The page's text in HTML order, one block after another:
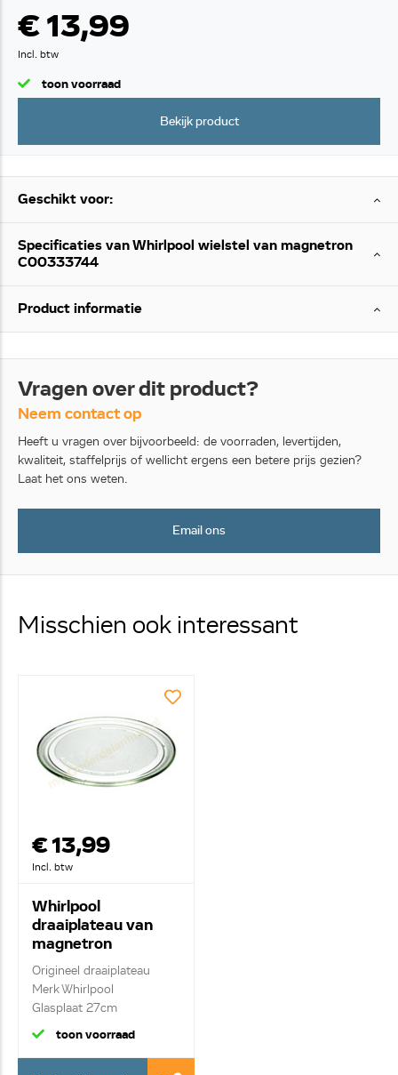
€ 13,99
Incl. btw
toon voorraad
Bekijk product
Geschikt voor:
Specificaties van Whirlpool wielstel van magnetron
C00333744
Product informatie
Vragen over dit product?
Neem contact op
Heeft u vragen over bijvoorbeeld: de voorraden, levertijden,
kwaliteit, staffelprijs of wellicht ergens een betere prijs gezien?
Laat het ons weten.
Email ons
Misschien ook interessant
€ 13,99
Incl. btw
Whirlpool
draaiplateau van
magnetron
480120101083
Origineel draaiplateau
Merk Whirlpool
Glasplaat 27cm
toon voorraad